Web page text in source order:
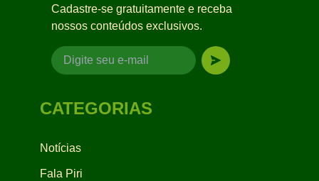
Cadastre-se gratuitamente e receba
nossos conteúdos exclusivos.
CATEGORIAS
Notícias
Fala Piri